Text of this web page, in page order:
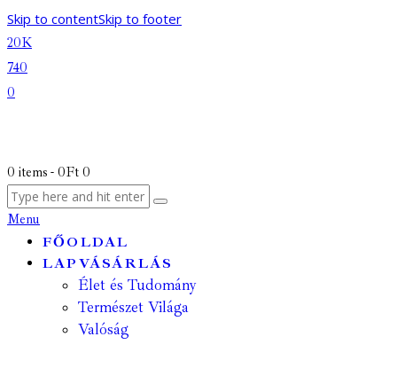
Skip to contentSkip to footer
20K
740
0
0 items - 0Ft 0
Menu
FŐOLDAL
LAPVÁSÁRLÁS
Élet és Tudomány
Természet Világa
Valóság